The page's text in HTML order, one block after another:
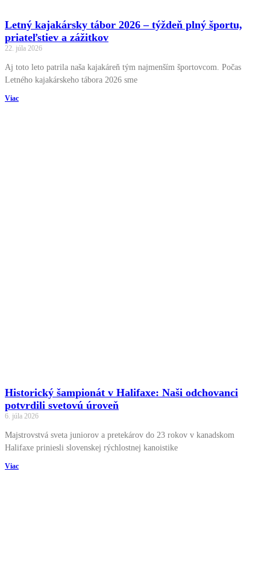
Letný kajakársky tábor 2026 – týždeň plný športu,
priateľstiev a zážitkov
22. júla 2026
Aj toto leto patrila naša kajakáreň tým najmenším športovcom. Počas
Letného kajakárskeho tábora 2026 sme
Viac
Historický šampionát v Halifaxe: Naši odchovanci
potvrdili svetovú úroveň
6. júla 2026
Majstrovstvá sveta juniorov a pretekárov do 23 rokov v kanadskom
Halifaxe priniesli slovenskej rýchlostnej kanoistike
Viac